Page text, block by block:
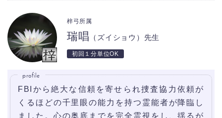
瑞唱 （ズイショウ）先生
梓弓所属
初回１分単位OK
profile
FBIから絶大な信頼を寄せられ捜査協力依頼が
くるほどの千里眼の能力を持つ霊能者が降臨し
ました。心の奥底までを完全霊視をし、揺るが